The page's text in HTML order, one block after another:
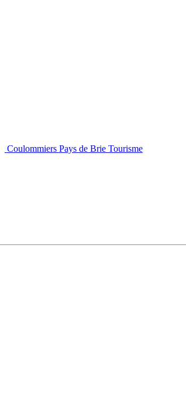
Coulommiers Pays de Brie Tourisme